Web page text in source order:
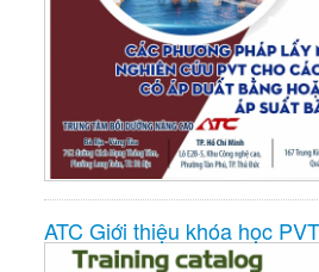
ATC Giới thiệu khóa học PVT